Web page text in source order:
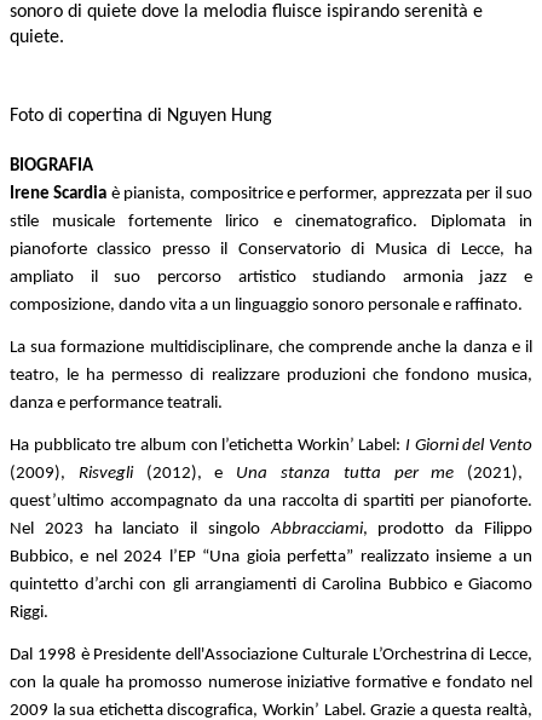
sonoro di quiete dove la melodia fluisce ispirando serenità e
quiete.
Foto di copertina di Nguyen Hung
BIOGRAFIA
Irene Scardia è pianista, compositrice e performer, apprezzata per il suo
stile musicale fortemente lirico e cinematografico. Diplomata in
pianoforte classico presso il Conservatorio di Musica di Lecce, ha
ampliato il suo percorso artistico studiando armonia jazz e
composizione, dando vita a un linguaggio sonoro personale e raffinato.
La sua formazione multidisciplinare, che comprende anche la danza e il
teatro, le ha permesso di realizzare produzioni che fondono musica,
danza e performance teatrali.
Ha pubblicato tre album con l’etichetta Workin’ Label: I Giorni del Vento
(2009), Risvegli(2012), e Una stanza tutta per me (2021),
quest’ultimo accompagnato da una raccolta di spartiti per pianoforte.
Nel 2023 ha lanciato il singoloAbbracciami, prodotto da Filippo
Bubbico, e nel 2024 l’EP “Una gioia perfetta” realizzato insieme a un
quintetto d’archi con gli arrangiamenti di Carolina Bubbico e Giacomo
Riggi.
Dal 1998 è Presidente dell'Associazione Culturale L’Orchestrina di Lecce,
con la quale ha promosso numerose iniziative formative e fondato nel
2009 la sua etichetta discografica, Workin’ Label.Grazie a questa realtà,